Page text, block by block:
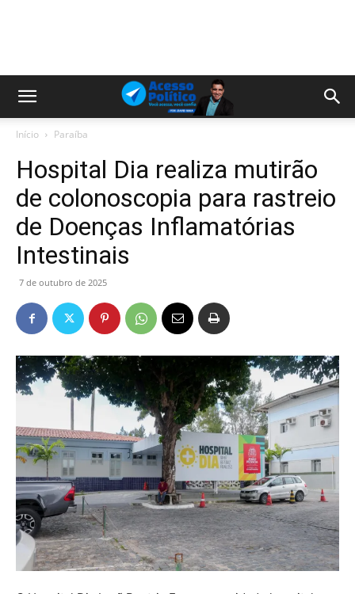
Início Paraíba
Hospital Dia realiza mutirão
de colonoscopia para rastreio
de Doenças Inflamatórias
Intestinais
7 de outubro de 2025